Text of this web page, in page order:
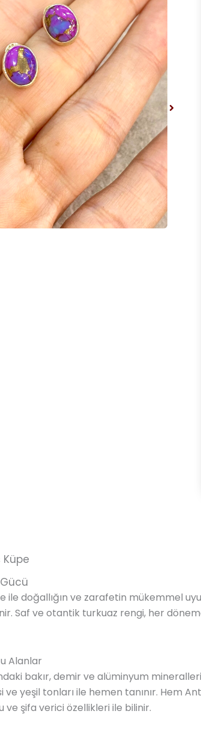
doğallığın ve zarafetin mükemmel
Saf ve otantik turkuaz rengi, her
Alanlar
bakır, demir ve alüminyum
yeşil tonları ile hemen tanınır. Hem
şifa verici özellikleri ile bilinir.